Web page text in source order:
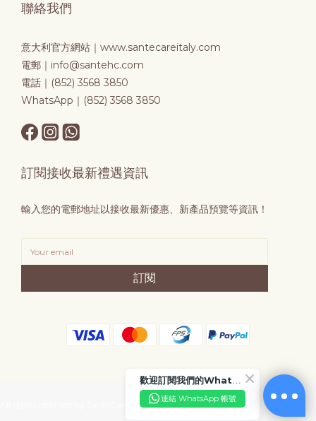
聯絡我們
意大利官方網站｜ www.santecareitaly.com
電郵｜info@santehc.com
電話｜(852) 3568 3850
WhatsApp｜(852) 3568 3850
訂閱接收最新禮遇資訊
輸入您的電郵地址以接收最新優惠、新產品預覽等資訊！
訂閱
歡迎訂閱我們的WhatsApp Business 帳號
連結 WhatsApp 帳號